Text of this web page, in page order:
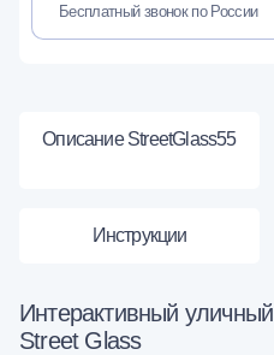
Бесплатный звонок по России
Описание StreetGlass55
Инструкции
Интерактивный
Street Glass